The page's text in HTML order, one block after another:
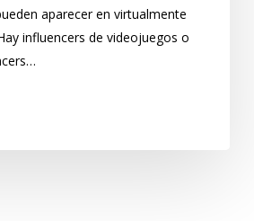
aparecer en virtualmente
influencers de videojuegos o